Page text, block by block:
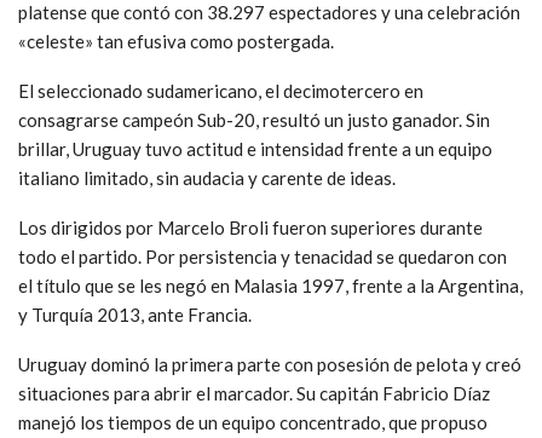
platense que contó con 38.297 espectadores y una celebración
«celeste» tan efusiva como postergada.
El seleccionado sudamericano, el decimotercero en
consagrarse campeón Sub-20, resultó un justo ganador. Sin
brillar, Uruguay tuvo actitud e intensidad frente a un equipo
italiano limitado, sin audacia y carente de ideas.
Los dirigidos por Marcelo Broli fueron superiores durante
todo el partido. Por persistencia y tenacidad se quedaron con
el título que se les negó en Malasia 1997, frente a la Argentina,
y Turquía 2013, ante Francia.
Uruguay dominó la primera parte con posesión de pelota y creó
situaciones para abrir el marcador. Su capitán Fabricio Díaz
manejó los tiempos de un equipo concentrado, que propuso